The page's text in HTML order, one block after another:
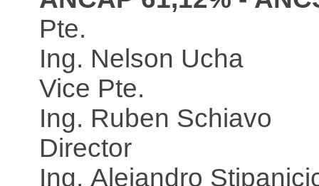
Pte.
Ing. Nelson Ucha
Vice Pte.
Ing. Ruben Schiavo
Director
Ing. Alejandro